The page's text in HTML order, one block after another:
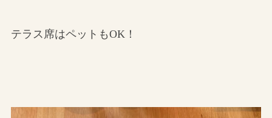
テラス席はペットもOK！